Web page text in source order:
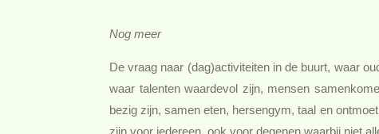
Nog meer
De vraag naar (dag)activiteiten in de buurt, waar
waar talenten waardevol zijn, mensen
bezig zijn, samen eten, hersengym, taal en
zijn voor iedereen, ook voor degenen waarbij niet